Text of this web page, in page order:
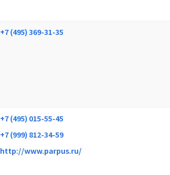
+7 (495) 369-31-35
+7 (495) 015-55-45
+7 (999) 812-34-59
http://www.parpus.ru/